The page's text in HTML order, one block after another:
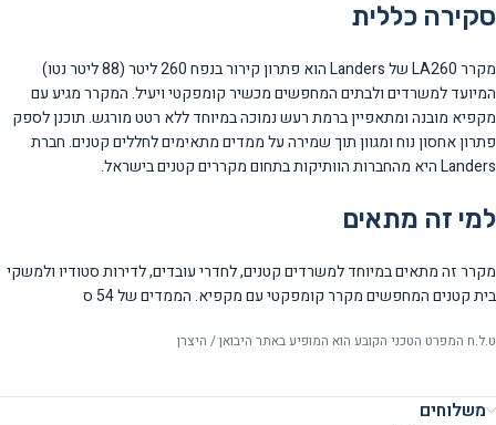
סקירה כללית
מקרר LA260 של Landers הוא פתרון קירור בנפח 260 ליטר (88 ליטר נטו)
המיועד למשרדים ולבתים המחפשים מכשיר קומפקטי ויעיל. המקרר מגיע עם
מקפיא מובנה ומתאפיין ברמת רעש נמוכה במיוחד ללא רטט מורגש. תוכנן לספק
פתרון אחסון נוח ומגוון תוך שמירה על ממדים מתאימים לחללים קטנים. חברת
Landers היא מהחברות הוותיקות בתחום מקררים קטנים בישראל.
למי זה מתאים
מקרר זה מתאים במיוחד למשרדים קטנים, לחדרי עובדים, לדירות סטודיו ולמשקי
בית קטנים המחפשים מקרר קומפקטי עם מקפיא. הממדים של 54 ס
ט.ל.ח המפרט הטכני הקובע הוא המופיע באתר היבואן / היצרן
משלוחים